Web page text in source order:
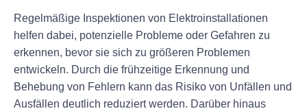
Regelmäßige Inspektionen von Elektroinstallationen
helfen dabei, potenzielle Probleme oder Gefahren zu
erkennen, bevor sie sich zu größeren Problemen
entwickeln. Durch die frühzeitige Erkennung und
Behebung von Fehlern kann das Risiko von Unfällen und
Ausfällen deutlich reduziert werden. Darüber hinaus